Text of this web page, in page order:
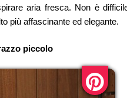
aria fresca. Non è
più affascinante ed elegante.
piccolo